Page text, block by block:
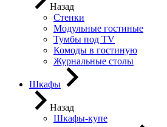
Назад
Стенки
Модульные гостиные
Тумбы под ТV
Комоды в гостиную
Журнальные столы
Шкафы
Назад
Шкафы-купе